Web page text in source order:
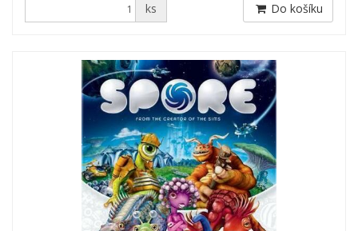
ks Do košíku